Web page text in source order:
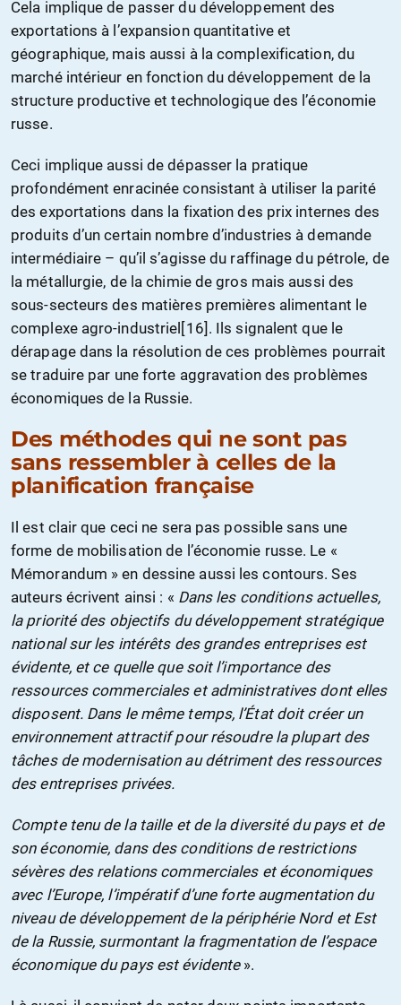
Cela implique de passer du développement des
exportations à l’expansion quantitative et
géographique, mais aussi à la complexification, du
marché intérieur en fonction du développement de la
structure productive et technologique des l’économie
russe.
Ceci implique aussi de dépasser la pratique
profondément enracinée consistant à utiliser la parité
des exportations dans la fixation des prix internes des
produits d’un certain nombre d’industries à demande
intermédiaire – qu’il s’agisse du raffinage du pétrole, de
la métallurgie, de la chimie de gros mais aussi des
sous-secteurs des matières premières alimentant le
complexe agro-industriel[16]. Ils signalent que le
dérapage dans la résolution de ces problèmes pourrait
se traduire par une forte aggravation des problèmes
économiques de la Russie.
Des méthodes qui ne sont pas
sans ressembler à celles de la
planification française
Il est clair que ceci ne sera pas possible sans une
forme de mobilisation de l’économie russe. Le «
Mémorandum » en dessine aussi les contours. Ses
auteurs écrivent ainsi : « Dans les conditions actuelles,
la priorité des objectifs du développement stratégique
national sur les intérêts des grandes entreprises est
évidente, et ce quelle que soit l’importance des
ressources commerciales et administratives dont elles
disposent. Dans le même temps, l’État doit créer un
environnement attractif pour résoudre la plupart des
tâches de modernisation au détriment des ressources
des entreprises privées.
Compte tenu de la taille et de la diversité du pays et de
son économie, dans des conditions de restrictions
sévères des relations commerciales et économiques
avec l’Europe, l’impératif d’une forte augmentation du
niveau de développement de la périphérie Nord et Est
de la Russie, surmontant la fragmentation de l’espace
économique du pays est évidente».